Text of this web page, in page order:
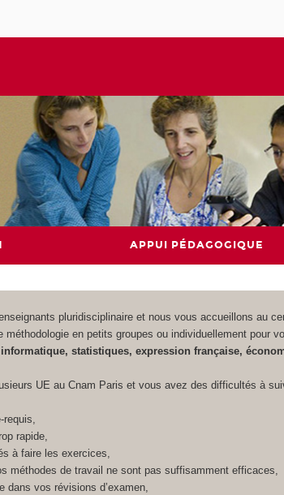
APPUI PÉDAGOGIQUE
pluridisciplinaire et nous vous accueillons au
en petits groupes ou individuellement pour
statistiques, expression française,
UE au Cnam Paris et vous avez des difficultés à
requis,
rapide,
à faire les exercices,
méthodes de travail ne sont pas suffisamment efficaces,
dans vos révisions d’examen,